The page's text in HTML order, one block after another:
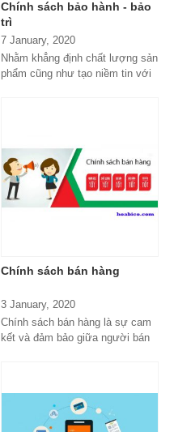
Chính sách bảo hành - bảo
trì
7 January, 2020
Nhằm khẳng định chất lượng sản
phẩm cũng như tạo niềm tin với
Chính sách bán hàng
3 January, 2020
Chính sách bán hàng là sự cam
kết và đảm bảo giữa người bán